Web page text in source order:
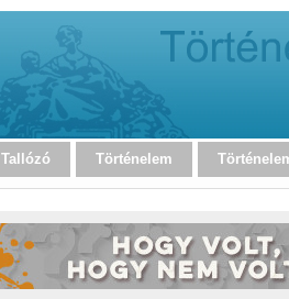
Tallózó Történelem